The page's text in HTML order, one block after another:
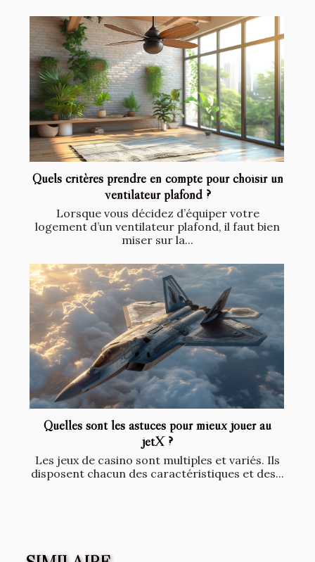
Quels critères prendre en compte pour choisir un
ventilateur plafond ?
Lorsque vous décidez d’équiper votre
logement d’un ventilateur plafond, il faut bien
miser sur la...
Quelles sont les astuces pour mieux jouer au
jetX ?
Les jeux de casino sont multiples et variés. Ils
disposent chacun des caractéristiques et des...